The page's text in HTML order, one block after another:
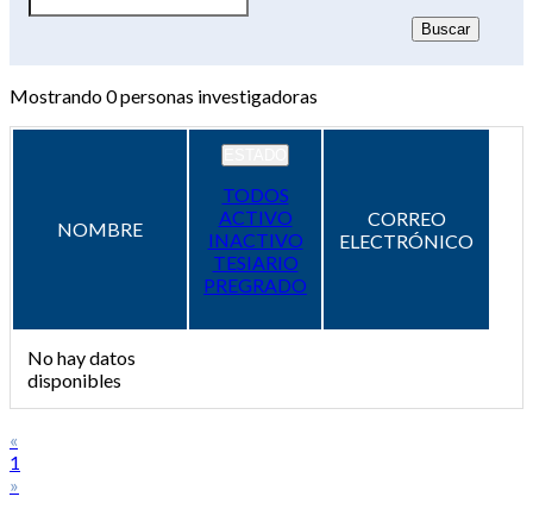
Mostrando0personas investigadoras
NOMBRE
TODOS
ACTIVO
INACTIVO
TESIARIO
PREGRADO
CORREO
ELECTRÓNICO
No hay datos
disponibles
«
1
»